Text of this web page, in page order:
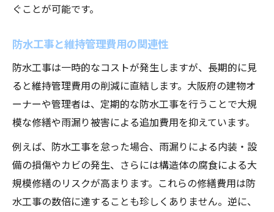
ぐことが可能です。
防水工事と維持管理費用の関連性
防水工事は一時的なコストが発生しますが、長期的に見
ると維持管理費用の削減に直結します。大阪府の建物オ
ーナーや管理者は、定期的な防水工事を行うことで大規
模な修繕や雨漏り被害による追加費用を抑えています。
例えば、防水工事を怠った場合、雨漏りによる内装・設
備の損傷やカビの発生、さらには構造体の腐食による大
規模修繕のリスクが高まります。これらの修繕費用は防
水工事の数倍に達することも珍しくありません。逆に、